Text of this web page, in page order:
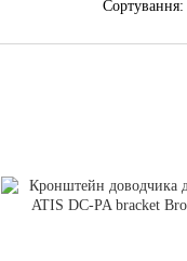
Сортування: